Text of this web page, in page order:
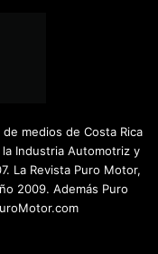
medios de Costa Rica
Industria Automotriz y
La Revista Puro Motor,
2009. Además Puro